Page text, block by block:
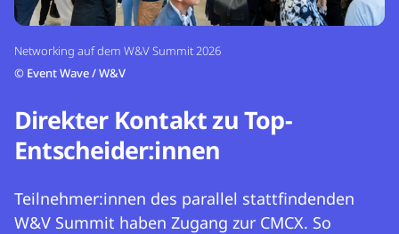
Networking auf dem W&V Summit 2026
© Event Wave / W&V
Direkter Kontakt zu Top-
Entscheider:innen
Teilnehmer:innen des parallel stattfindenden
W&V Summit haben Zugang zur CMCX. So